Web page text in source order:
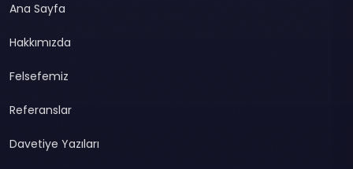
Ana Sayfa
Hakkımızda
Felsefemiz
Referanslar
Davetiye Yazıları